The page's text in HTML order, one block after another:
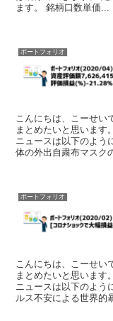
ます。 銘柄口数単価...
ポートフォリオ
こんにちは、こーせい
まとめたいと思います
ニュースは以下のよう
体の外出自粛布マスク
ポートフォリオ
こんにちは、こーせい
まとめたいと思います
ニュースは以下のよう
ルス不安による世界的